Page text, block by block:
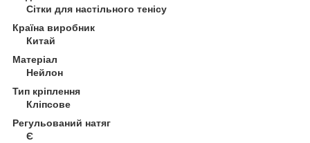
Сітки для настільного тенісу
Країна виробник
Китай
Матеріал
Нейлон
Тип кріплення
Кліпсове
Регульований натяг
Є